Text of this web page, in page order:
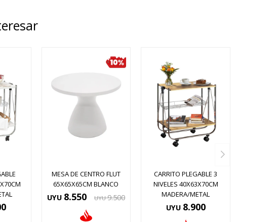
MESA DE CENTRO FLUT
65X65X65CM BLANCO
UYU 8.550 UYU 9.500
CARRITO PLEGABLE 3
NIVELES 40X63X70CM
MADERA/METAL
UYU 8.900